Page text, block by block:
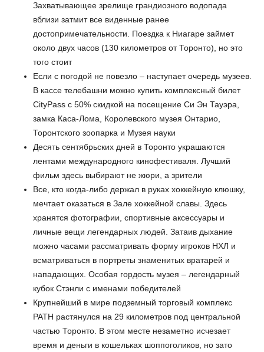
Захватывающее зрелище грандиозного водопада
вблизи затмит все виденные ранее
достопримечательности. Поездка к Ниагаре займет
около двух часов (130 километров от Торонто), но это
того стоит
Если с погодой не повезло – наступает очередь музеев.
В кассе телебашни можно купить комплексный билет
CityPass с 50% скидкой на посещение Си Эн Тауэра,
замка Каса-Лома, Королевского музея Онтарио,
Торонтского зоопарка и Музея науки
Десять сентябрьских дней в Торонто украшаются
лентами международного кинофестиваля. Лучший
фильм здесь выбирают не жюри, а зрители
Все, кто когда-либо держал в руках хоккейную клюшку,
мечтает оказаться в Зале хоккейной славы. Здесь
хранятся фотографии, спортивные аксессуары и
личные вещи легендарных людей. Затаив дыхание
можно часами рассматривать форму игроков НХЛ и
всматриваться в портреты знаменитых вратарей и
нападающих. Особая гордость музея – легендарный
кубок Стэнли с именами победителей
Крупнейший в мире подземный торговый комплекс
РАТН растянулся на 29 километров под центральной
частью Торонто. В этом месте незаметно исчезает
время и деньги в кошельках шоппоголиков, но зато